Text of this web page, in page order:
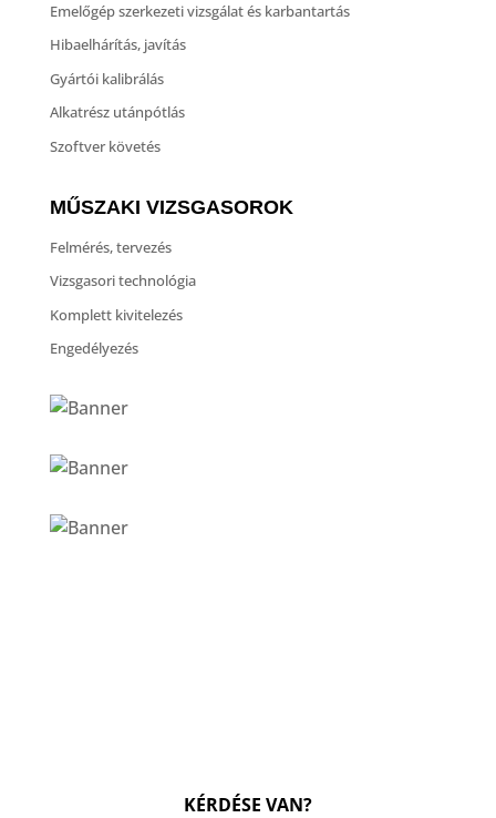
Emelőgép szerkezeti vizsgálat és karbantartás
Hibaelhárítás, javítás
Gyártói kalibrálás
Alkatrész utánpótlás
Szoftver követés
MŰSZAKI VIZSGASOROK
Felmérés, tervezés
Vizsgasori technológia
Komplett kivitelezés
Engedélyezés
KÉRDÉSE VAN?